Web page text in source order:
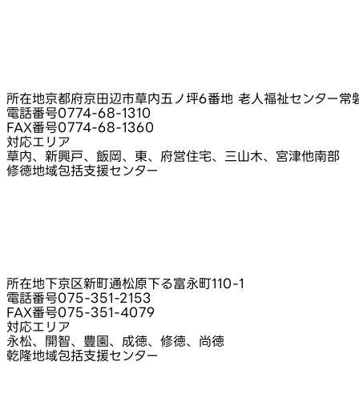
所在地京都府京田辺市草内五ノ坪6番地 老人福祉センター常
電話番号0774-68-1310
FAX番号0774-68-1360
対応エリア
草内、新興戸、飯岡、東、府営住宅、三山木、宮津他南部
修徳地域包括支援センター
所在地下京区新町通松原下る富永町110-1
電話番号075-351-2153
FAX番号075-351-4079
対応エリア
永松、開智、豊園、成徳、修徳、尚徳
乾隆地域包括支援センター